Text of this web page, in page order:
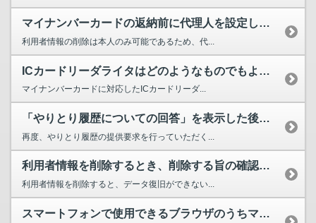
マイナンバーカードの返納前に代理人を設定している場合、代理人は本人の利用者情報を削除できますか？
利用者情報の削除は本人のみ可能であるため、代...
ICカードリーダライタはどのようなものでもよいのですか。購入する際に留意する点はありますか。
マイナンバーカードに対応したICカードリーダ...
「やりとり履歴についての回答」を表示した後、保存し忘れてログアウトしてしまいました。再度参照す...
再度、やりとり履歴の提供要求を行っていただく...
利用者情報を削除するとき、削除する旨の確認画面は表示されますか。
利用者情報を削除すると、データ復旧ができない...
スマートフォンで使用できるブラウザのうちマイナポータルに対応しているブラウザを教えてください。